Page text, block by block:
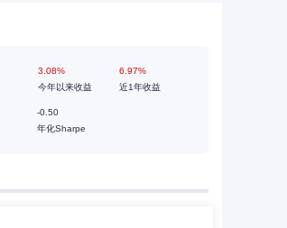
3.08%
今年以来收益
6.97%
近1年收益
-0.50
年化Sharpe